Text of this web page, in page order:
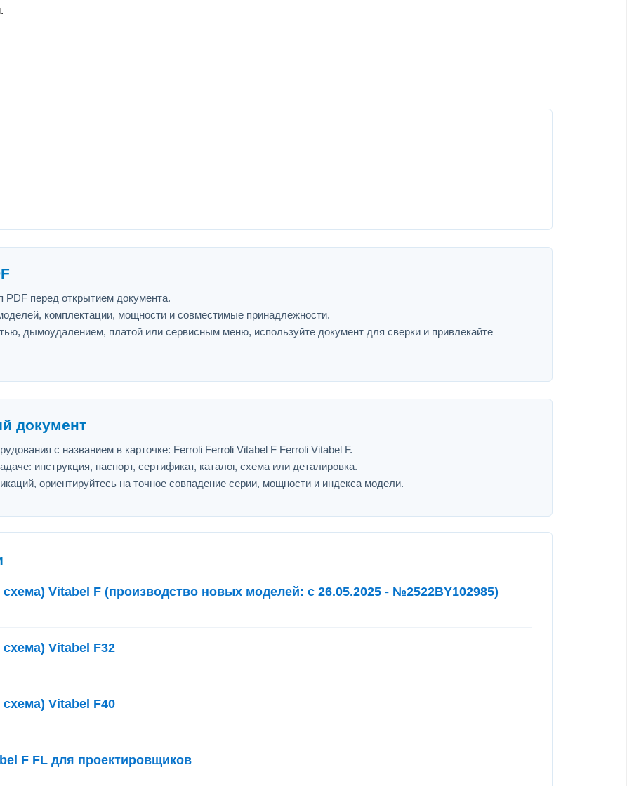
PDF перед открытием документа.
комплектации, мощности и совместимые принадлежности.
дымоудалением, платой или сервисным меню, используйте документ для сверки и привлекайте
документ
с названием в карточке: Ferroli Ferroli Vitabel F Ferroli Vitabel F.
инструкция, паспорт, сертификат, каталог, схема или деталировка.
ориентируйтесь на точное совпадение серии, мощности и индекса модели.
схема) Vitabel F (производство новых моделей: с 26.05.2025 - №2522BY102985)
Vitabel F32
Vitabel F40
F FL для проектировщиков